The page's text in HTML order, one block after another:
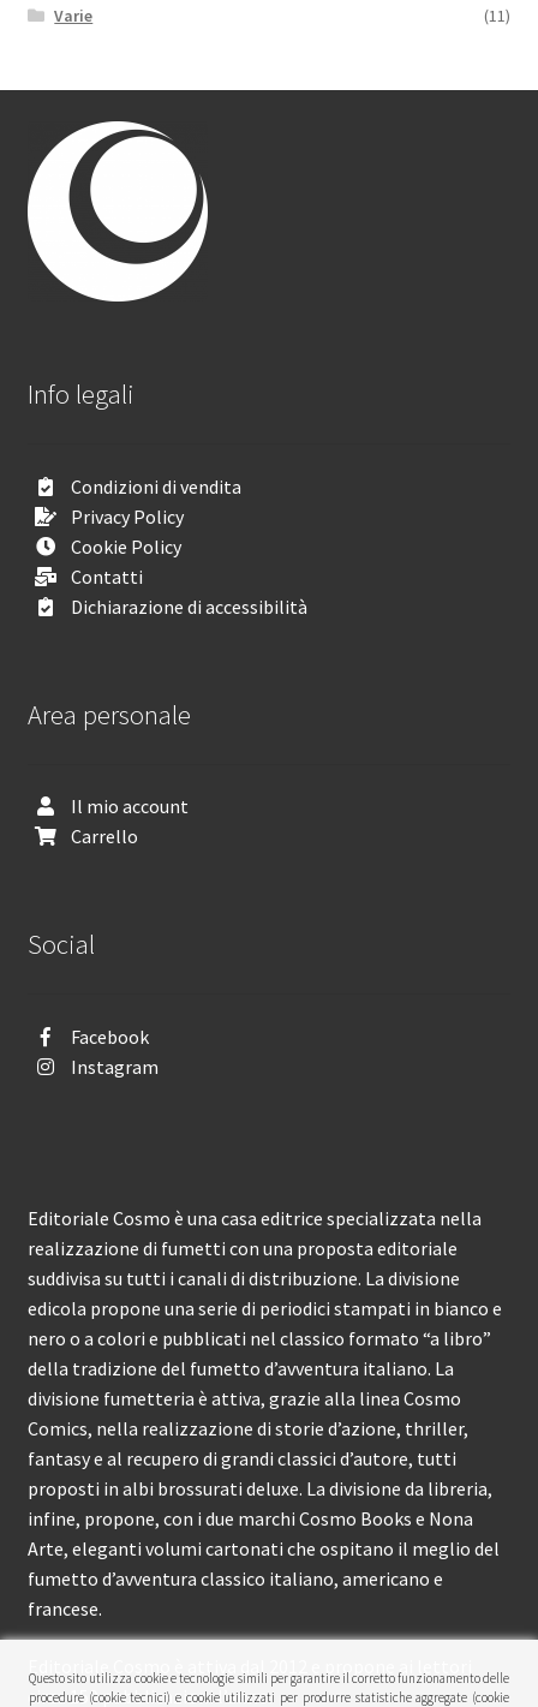
Varie
(11)
Info legali
Condizioni di vendita
Privacy Policy
Cookie Policy
Contatti
Dichiarazione di accessibilità
Area personale
Il mio account
Carrello
Social
Facebook
Instagram
Editoriale Cosmo è una casa editrice specializzata nella
realizzazione di fumetti con una proposta editoriale
suddivisa su tutti i canali di distribuzione. La divisione
edicola propone una serie di periodici stampati in bianco e
nero o a colori e pubblicati nel classico formato “a libro”
della tradizione del fumetto d’avventura italiano. La
divisione fumetteria è attiva, grazie alla linea Cosmo
Comics, nella realizzazione di storie d’azione, thriller,
fantasy e al recupero di grandi classici d’autore, tutti
proposti in albi brossurati deluxe. La divisione da libreria,
infine, propone, con i due marchi Cosmo Books e Nona
Arte, eleganti volumi cartonati che ospitano il meglio del
fumetto d’avventura classico italiano, americano e
francese.
circa 150 pubblicazioni l’anno.
Questo sito utilizza cookie e tecnologie simili per garantire il corretto funzionamento delle
procedure (cookie tecnici) e cookie utilizzati per produrre statistiche aggregate (cookie